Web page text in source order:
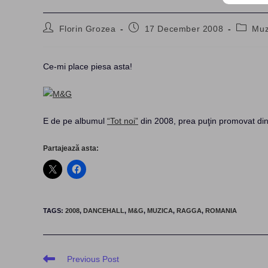
PostFlorin Grozea
Post17 December 2008
Post
Ce-mi place piesa asta!
E de pe albumul “Tot noi” din 2008, prea puţin promovat
Partajează asta:
TAGS: 2008, DANCEHALL, M&G, MUZICA, RAGGA, ROMANIA
Read
Previous Post